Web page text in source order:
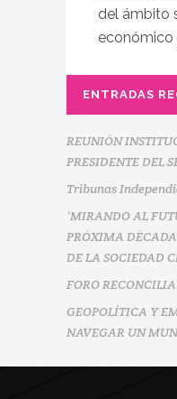
del ámbito
económico
ENTRADAS
REUNIÓN
PRESIDENTE DEL
Tribunas
‘MIRANDO AL
PRÓXIMA
DE LA SOCIEDAD
FORO
GEOPOLÍTICA Y
NAVEGAR UN